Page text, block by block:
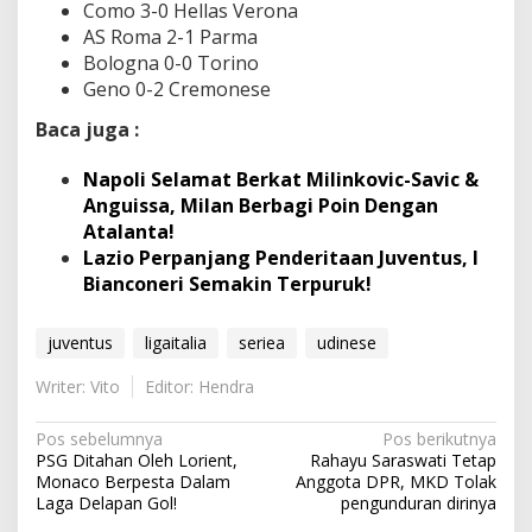
Como 3-0 Hellas Verona
AS Roma 2-1 Parma
Bologna 0-0 Torino
Geno 0-2 Cremonese
Baca juga :
Napoli Selamat Berkat Milinkovic-Savic &
Anguissa, Milan Berbagi Poin Dengan
Atalanta!
Lazio Perpanjang Penderitaan Juventus, I
Bianconeri Semakin Terpuruk!
juventus ligaitalia seriea
udinese
Writer: Vito
Editor: Hendra
N
a
v
Pos sebelumnya
PSG Ditahan Oleh Lorient,
Monaco Berpesta Dalam
Laga Delapan Gol!
Pos berikutnya
Rahayu Saraswati Tetap
Anggota DPR, MKD Tolak
pengunduran dirinya